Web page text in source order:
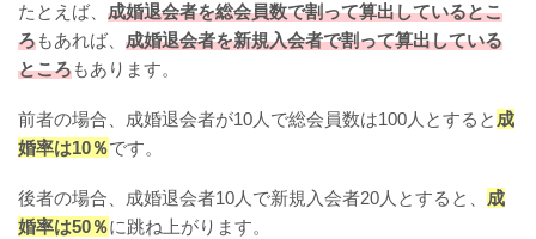
たとえば、 成婚退会者を総会員数で割って算出しているとこ
ろもあれば、 成婚退会者を新規入会者で割って算出している
ところもあります。
前者の場合、成婚退会者が10人で総会員数は100人とすると 成
婚率は10％です。
後者の場合、成婚退会者10人で新規入会者20人とすると、 成
婚率は50％に跳ね上がります。